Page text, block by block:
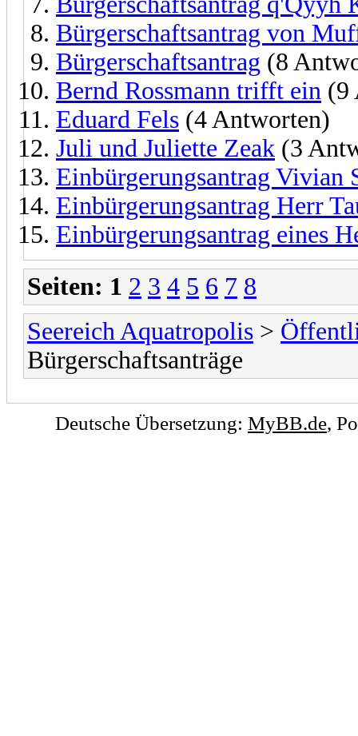
Bürgerschaftsantrag von
Bürgerschaftsantrag (8
Bernd Rossmann trifft ein (9
Eduard Fels (4 Antworten)
Juli und Juliette Zeak (3
Einbürgerungsantrag Vivian
Einbürgerungsantrag Herr
Einbürgerungsantrag eines
Seiten: 1 2 3 4 5 6 7 8
Seereich Aquatropolis >
Bürgerschaftsanträge
Deutsche Übersetzung: MyBB.de,